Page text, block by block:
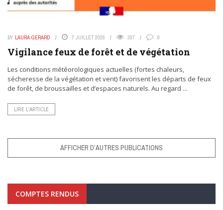
BY LAURA GERARD 7 JUILLET 2026 307 0
Vigilance feux de forêt et de végétation
Les conditions météorologiques actuelles (fortes chaleurs,
sécheresse de la végétation et vent) favorisent les départs de feux
de forêt, de broussailles et d’espaces naturels. Au regard ...
LIRE L’ARTICLE
AFFICHER D’AUTRES PUBLICATIONS
COMPTES RENDUS